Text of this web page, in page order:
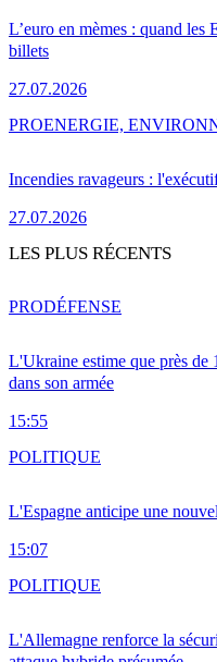
L’euro en mèmes : quand les
billets
27.07.2026
Incendies ravageurs :
27.07.2026
PROENERGIE,
LES PLUS RÉCENTS
L'Ukraine estime que près de
dans son armée
15:55
PRODÉFENSE
L'Espagne anticipe une
15:07
POLITIQUE
L'Allemagne renforce la
POLITIQUE